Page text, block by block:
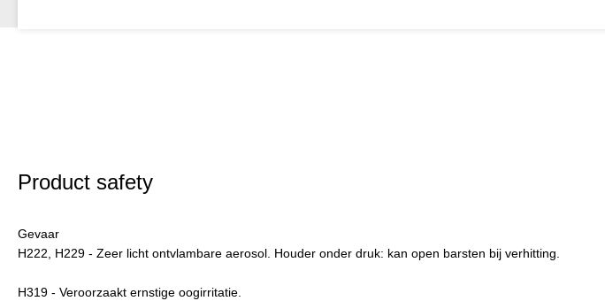
Product safety
Gevaar
H222, H229 - Zeer licht ontvlambare aerosol. Houder onder druk: kan open barsten bij verhitting.
H319 - Veroorzaakt ernstige oogirritatie.